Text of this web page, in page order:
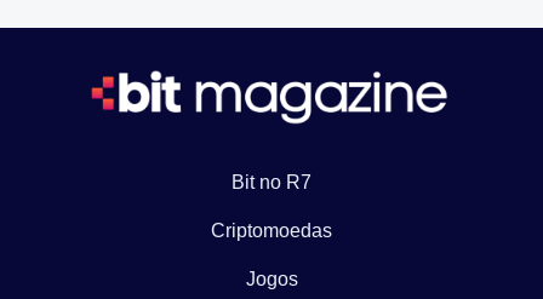
Bit no R7
Criptomoedas
Jogos